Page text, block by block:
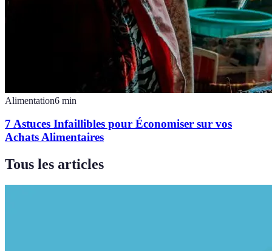
Alimentation6 min
7 Astuces Infaillibles pour Économiser sur vos
Achats Alimentaires
Tous les articles